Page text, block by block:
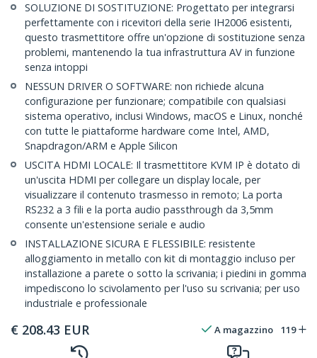
SOLUZIONE DI SOSTITUZIONE: Progettato per integrarsi
perfettamente con i ricevitori della serie IH2006 esistenti,
questo trasmettitore offre un'opzione di sostituzione senza
problemi, mantenendo la tua infrastruttura AV in funzione
senza intoppi
NESSUN DRIVER O SOFTWARE: non richiede alcuna
configurazione per funzionare; compatibile con qualsiasi
sistema operativo, inclusi Windows, macOS e Linux, nonché
con tutte le piattaforme hardware come Intel, AMD,
Snapdragon/ARM e Apple Silicon
USCITA HDMI LOCALE: Il trasmettitore KVM IP è dotato di
un'uscita HDMI per collegare un display locale, per
visualizzare il contenuto trasmesso in remoto; La porta
RS232 a 3 fili e la porta audio passthrough da 3,5mm
consente un'estensione seriale e audio
INSTALLAZIONE SICURA E FLESSIBILE: resistente
alloggiamento in metallo con kit di montaggio incluso per
installazione a parete o sotto la scrivania; i piedini in gomma
impediscono lo scivolamento per l'uso su scrivania; per uso
industriale e professionale
€ 208.43 EUR A magazzino 119